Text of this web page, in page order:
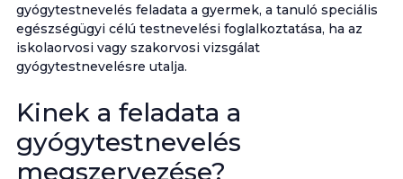
gyógytestnevelés feladata a gyermek, a tanuló speciális
egészségügyi célú testnevelési foglalkoztatása, ha az
iskolaorvosi vagy szakorvosi vizsgálat
gyógytestnevelésre utalja.
Kinek a feladata a
gyógytestnevelés
megszervezése?